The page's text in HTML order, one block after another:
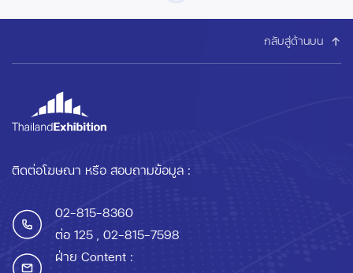
กลับสู่ด้านบน
ติดต่อโฆษณา หรือ สอบถามข้อมูล :
02-815-8360
ต่อ 125 , 02-815-7598
ฝ่าย Content :